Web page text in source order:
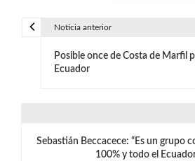
Noticia anterior
Posible once de Costa de Marfil
Ecuador
Sebastián Beccacece: “Es un grupo
100% y todo el